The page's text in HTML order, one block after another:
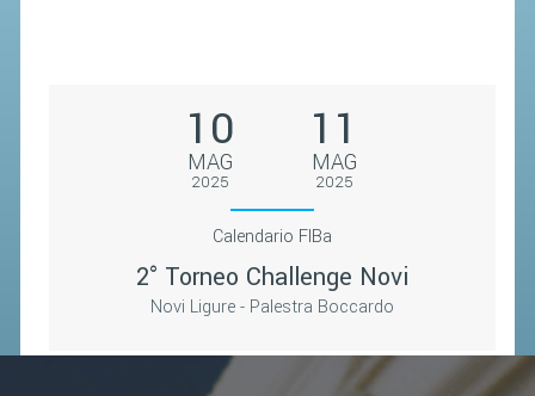
10
MAG
2025
11
MAG
2025
Calendario FIBa
2° Torneo Challenge Novi
Novi Ligure - Palestra Boccardo